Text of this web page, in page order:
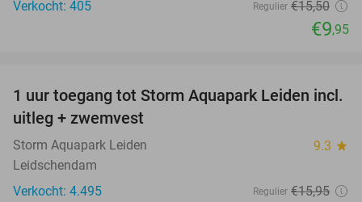
Verkocht: 405
Regulier €15,50
€9,95
38%
1 uur toegang tot Storm Aquapark Leiden incl.
uitleg + zwemvest
Storm Aquapark Leiden 9.3 star
Leidschendam
Verkocht: 4.495
Regulier €15,95